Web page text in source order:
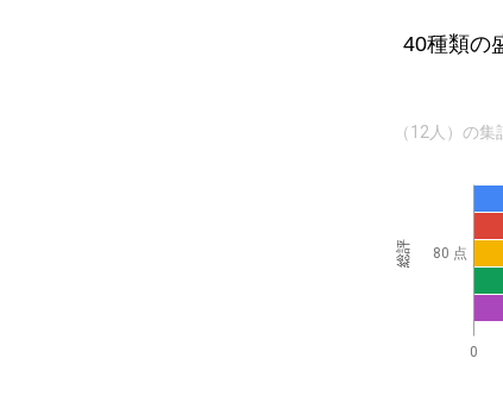
40種類の
（12人）の集
0
80 点
総評